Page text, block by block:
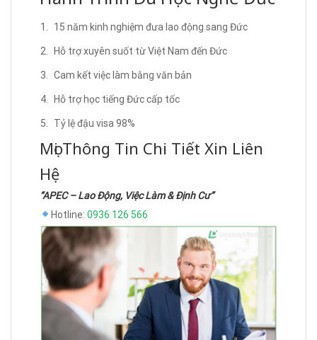
15 năm kinh nghiệm đưa lao động sang Đức
Hỗ trợ xuyên suốt từ Việt Nam đến Đức
Cam kết việc làm bằng văn bản
Hỗ trợ học tiếng Đức cấp tốc
Tỷ lệ đậu visa 98%
Mọi Thông Tin Chi Tiết Xin Liên
Hệ
“APEC – Lao Động, Việc Làm & Định Cư”
Hotline: 0936 126 566